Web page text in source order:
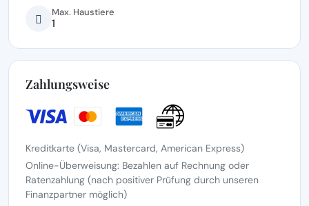
Max. Haustiere
1
Zahlungsweise
Kreditkarte (Visa, Mastercard, American Express)
Online-Überweisung: Bezahlen auf Rechnung oder
Ratenzahlung (nach positiver Prüfung durch unseren
Finanzpartner möglich)